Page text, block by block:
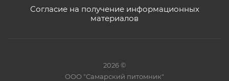
Согласие на получение информационных
материалов
2026 ©
ООО "Самарский питомник"